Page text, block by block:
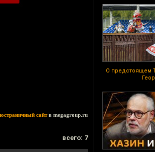
О предстоящем
сайтв megagroup.ru
всего: 7